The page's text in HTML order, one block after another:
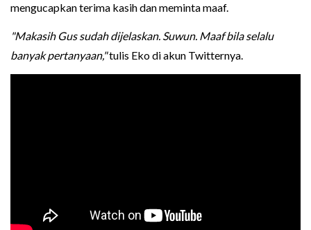
mengucapkan terima kasih dan meminta maaf.
"Makasih Gus sudah dijelaskan. Suwun. Maaf bila selalu
banyak pertanyaan,"tulis Eko di akun Twitternya.